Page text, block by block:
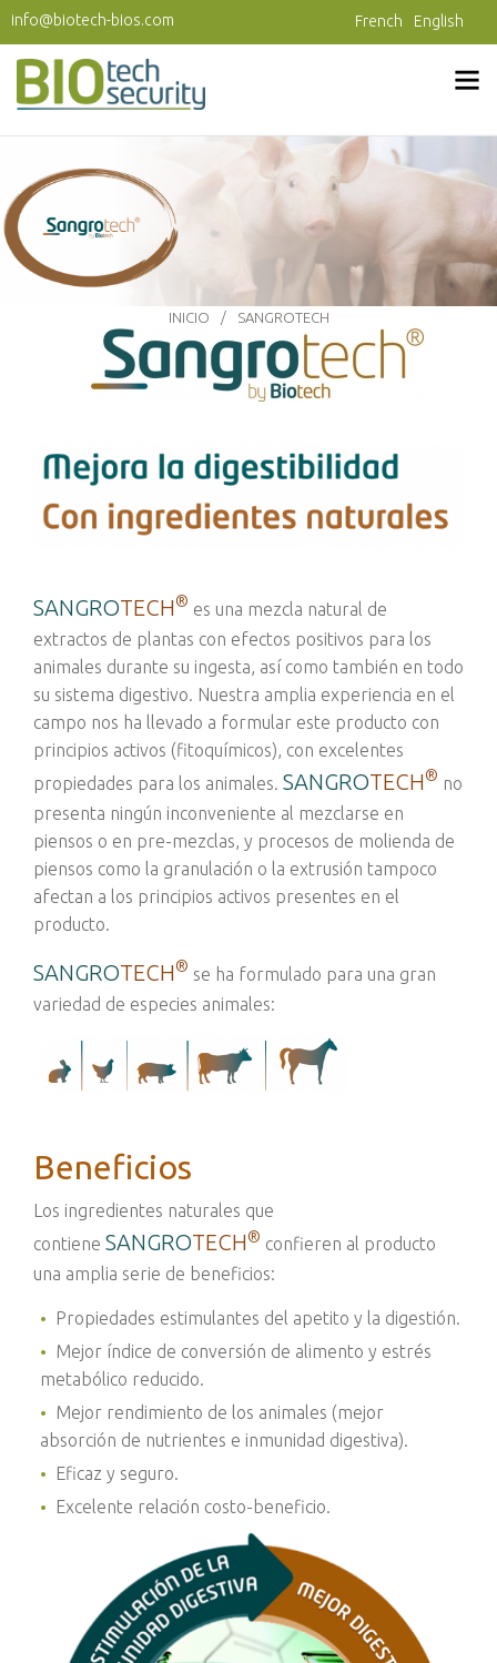
Pasar al contenido principal
info@biotech-bios.com English
French
INICIO SANGROTECH
SANGROTECH® es una mezcla natural de
extractos de plantas con efectos positivos para los
animales durante su ingesta, así como también en todo
su sistema digestivo. Nuestra amplia experiencia en el
campo nos ha llevado a formular este producto con
principios activos (fitoquímicos), con excelentes
propiedades para los animales. SANGROTECH® no
presenta ningún inconveniente al mezclarse en
piensos o en pre-mezclas, y procesos de molienda de
piensos como la granulación o la extrusión tampoco
afectan a los principios activos presentes en el
producto.
SANGROTECH® se ha formulado para una gran
variedad de especies animales:
Beneficios
Los ingredientes naturales que
contiene SANGROTECH® confieren al producto
una amplia serie de beneficios:
Propiedades estimulantes del apetito y la digestión.
Mejor índice de conversión de alimento y estrés
metabólico reducido.
Mejor rendimiento de los animales (mejor
absorción de nutrientes e inmunidad digestiva).
Eficaz y seguro.
Excelente relación costo-beneficio.